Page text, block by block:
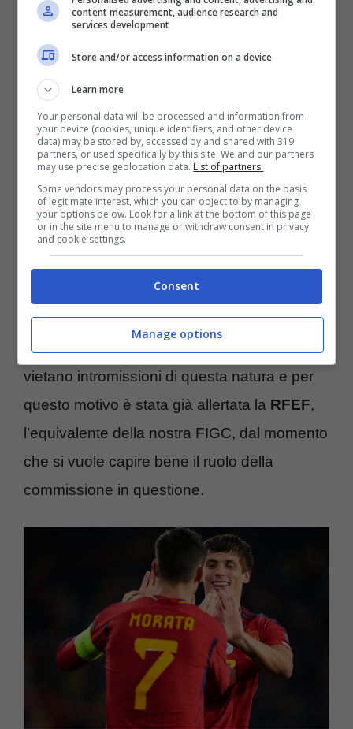
questione ci sarebbe la creazione della
cosiddetta creazione da parte del
della
standardizzazione e rappresentanza”
Per vederci chiaro FIFA e UEFA hanno,
dunque, deciso di far partire una
proprio sullaFedercalcio spagnola, per
capire se effettivamente ha, metaforicamente
Governo spagnolo. Se così dovesse
essere, come detto, le conseguenze
sarebbero enormi. Gli
vietano intromissioni di questa natura e per
questo motivo è stata già allertata la RFEF,
l’equivalente della nostra FIGC, dal momento
che si vuole capire bene il ruolo della
commissione in questione.
content measurement, audience research and
services development
Store and/or access information on a device
Learn more
Your personal data will be processed and information from
your device (cookies, unique identifiers, and other device
data) may be stored by, accessed by and shared with 319
partners, or used specifically by this site. We and our partners
may use precise geolocation data. List of partners.
Some vendors may process your personal data on the basis
of legitimate interest, which you can object to by managing
your options below. Look for a link at the bottom of this page
or in the site menu to manage or withdraw consent in privacy
and cookie settings.
Consent
Manage options